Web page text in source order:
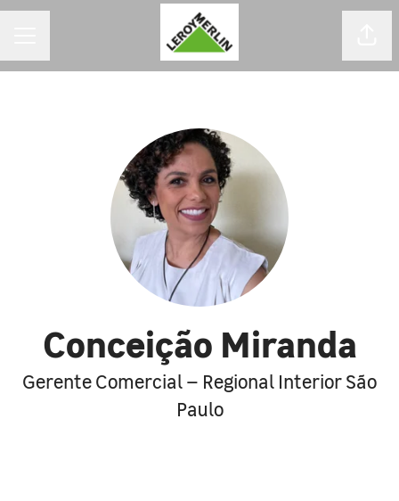
Conceição Miranda
Gerente Comercial – Regional Interior São
Paulo